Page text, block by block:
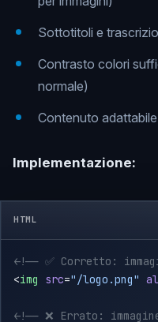
Sottotitoli e
Contrasto colori
normale)
Contenuto
Implementazione:
HTML
<img src="/logo.png"